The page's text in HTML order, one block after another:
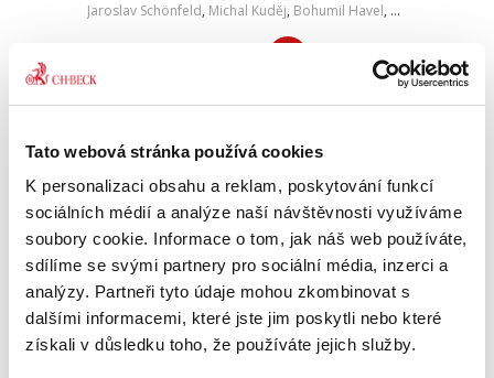
Tato webová stránka používá cookies
K personalizaci obsahu a reklam, poskytování funkcí
sociálních médií a analýze naší návštěvnosti využíváme
soubory cookie. Informace o tom, jak náš web používáte,
sdílíme se svými partnery pro sociální média, inzerci a
analýzy. Partneři tyto údaje mohou zkombinovat s
dalšími informacemi, které jste jim poskytli nebo které
získali v důsledku toho, že používáte jejich služby.
Jaroslav Schönfeld, Michal Kuděj, Bohumil Havel, Petr Sprinz
Preventivní restrukturalizace jako
je nový trend v kontinentálním zákonodárství
vyvolaný evropskou směrnicí o restrukturalizaci
a insolvenci z roku...
Bail-in a ochrana
vlastnického práva